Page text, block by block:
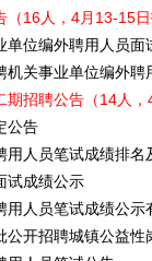
（16人，4月13-15
单位编外聘用人员面
关事业单位编外聘
招聘公告（14人
公告
人员笔试成绩排名
试成绩公示
人员笔试成绩公示
开招聘城镇公益